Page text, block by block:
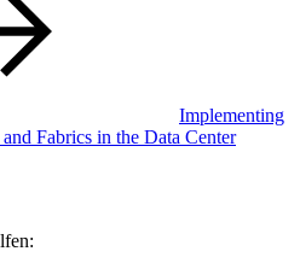
Implementing
Fabrics in the Data Center